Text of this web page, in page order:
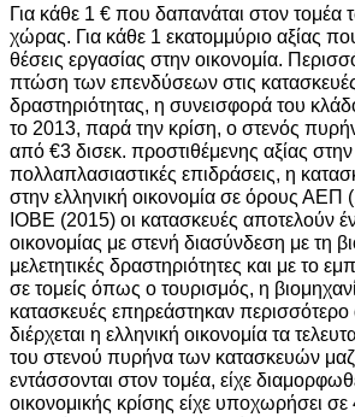
Για κάθε 1 € που δαπανάται στον
χώρας. Για κάθε 1 εκατομμύριο αξίας
θέσεις εργασίας στην οικονομία.
πτώση των επενδύσεων στις
δραστηριότητας, η συνεισφορά του
το 2013, παρά την κρίση, ο στενός
από €3 δισεκ. προστιθέμενης αξίας
πολλαπλασιαστικές επιδράσεις, η
στην ελληνική οικονομία σε όρους
ΙΟΒΕ (2015) οι κατασκευές αποτελούν
οικονομίας με στενή διασύνδεση με τη
μελετητικές δραστηριότητες και με το
σε τομείς όπως ο τουρισμός, η
κατασκευές επηρεάστηκαν
διέρχεται η ελληνική οικονομία τα
του στενού πυρήνα των κατασκευών
εντάσσονται στον τομέα, είχε
οικονομικής κρίσης είχε υποχωρήσει